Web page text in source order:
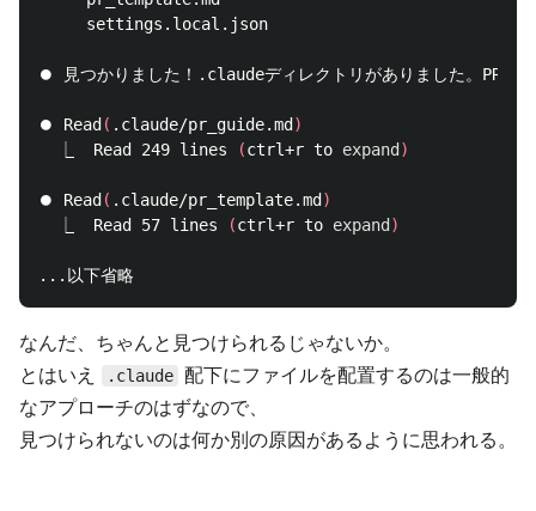
     settings.local.json
⏺ 見つかりました！.claudeディレクトリがありました。PRガ
⏺ Read ( .claude/pr_guide.md )
  ⎿  Read 249 lines
(ctrl+r to expand )
⏺ Read ( .claude/pr_template.md )
  ⎿  Read 57 lines
(ctrl+r to expand )
なんだ、ちゃんと見つけられるじゃないか。
とはいえ
.claude 配下にファイルを配置するのは一般的
なアプローチのはずなので、
見つけられないのは何か別の原因があるように思われる。